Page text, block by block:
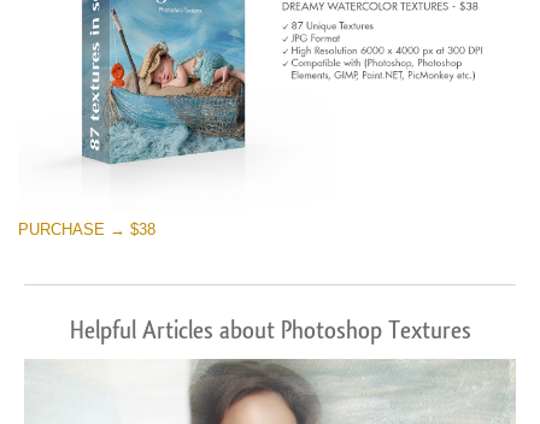
PURCHASE → $38
Helpful Articles about Photoshop Textures